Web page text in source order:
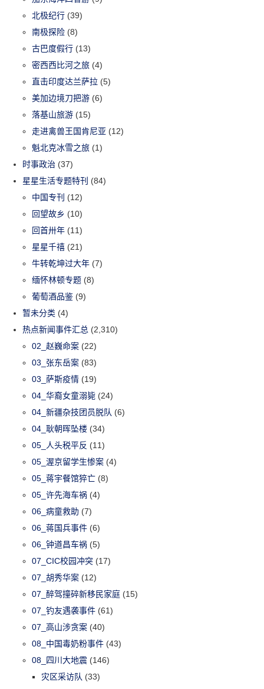
北极纪行 (39)
南极探险 (8)
古巴度假行 (13)
密西西比河之旅 (4)
直击印度达兰萨拉 (5)
美加边境刀把游 (6)
落基山旅游 (15)
走进禽兽王国肯尼亚 (12)
魁北克冰雪之旅 (1)
时事政治 (37)
星星生活专题特刊 (84)
中国专刊 (12)
回望故乡 (10)
回首卅年 (11)
星星千禧 (21)
牛转乾坤过大年 (7)
缅怀林顿专题 (8)
葡萄酒品鉴 (9)
暂未分类 (4)
热点新闻事件汇总 (2,310)
02_赵巍命案 (22)
03_张东岳案 (83)
03_萨斯疫情 (19)
04_华裔女童溺毙 (24)
04_新疆杂技团员脱队 (6)
04_耿朝晖坠楼 (34)
05_人头税平反 (11)
05_渥京留学生惨案 (4)
05_蒋宇餐馆猝亡 (8)
05_许先海车祸 (4)
06_病童救助 (7)
06_蒋国兵事件 (6)
06_钟道昌车祸 (5)
07_CIC校园冲突 (17)
07_胡秀华案 (12)
07_醉驾撞碎新移民家庭 (15)
07_钓友遇袭事件 (61)
07_高山涉贪案 (40)
08_中国毒奶粉事件 (43)
08_四川大地震 (146)
灾区采访队 (33)